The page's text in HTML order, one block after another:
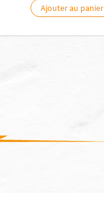
Ajouter au panier